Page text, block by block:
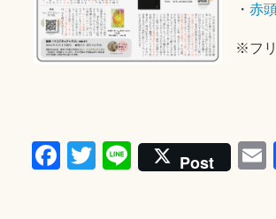
・赤
※フ
Fa T Li
ne
Post